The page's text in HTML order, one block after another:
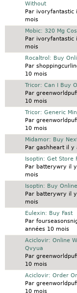
Without
Par ivoryfantastic
mois
Sujet normalMobic: 320 Mg
Par ivoryfantastic
mois
Sujet normalRocaltrol: Buy
Par
10 mois
Sujet normal
Tricor: Can I Buy
Par
10 mois
Sujet normal
Tricor: Generic
Par
10 mois
Sujet normalMidamor: Buy
Par gashheartil y
Sujet normalIsoptin: Get Store
Par batterywry il
mois
Sujet normalIsoptin: Buy
Par batterywry il
mois
Sujet normalEulexin: Buy Fast
Par
années 10 mois
Sujet normal
Aciclovir: Online
Qvyua
Par
10 mois
Sujet normal
Aciclovir: Order
Par
10 mois